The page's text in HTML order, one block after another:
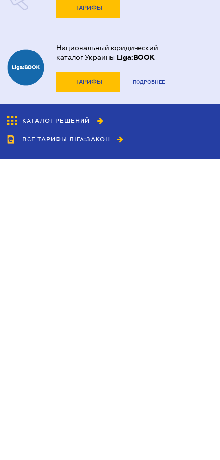
ТАРИФЫ
Национальный юридический
каталог Украины Liga:BOOK
ТАРИФЫ ПОДРОБНЕЕ
КАТАЛОГ РЕШЕНИЙ
ВСЕ ТАРИФЫ ЛІГА:ЗАКОН